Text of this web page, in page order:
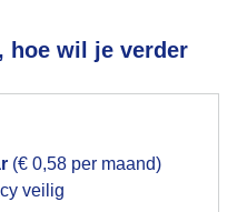
hoe wil je verder
(€ 0,58 per maand)
veilig
voor het